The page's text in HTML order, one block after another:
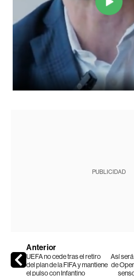
PUBLICIDAD
Anterior
UEFA no cede tras el retiro
del plan de la FIFA y mantiene
el pulso con Infantino
Así
de